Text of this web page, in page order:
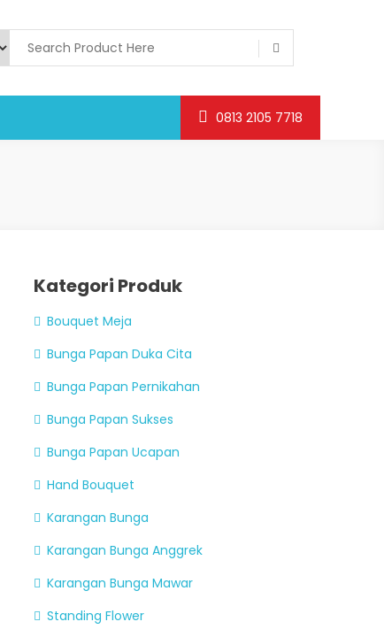
0813 2105 7718
Kategori Produk
Bouquet Meja
Bunga Papan Duka Cita
Bunga Papan Pernikahan
Bunga Papan Sukses
Bunga Papan Ucapan
Hand Bouquet
Karangan Bunga
Karangan Bunga Anggrek
Karangan Bunga Mawar
Standing Flower